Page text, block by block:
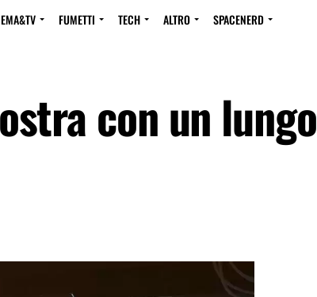
FUMETTI TECH ALTRO SPACENERD
con un lungo